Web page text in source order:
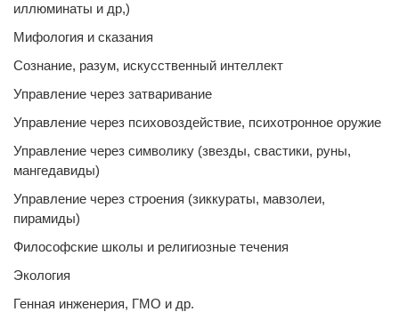
иллюминаты и др,)
Мифология и сказания
Сознание, разум, искусственный интеллект
Управление через затваривание
Управление через психовоздействие, психотронное оружие
Управление через символику (звезды, свастики, руны,
мангедавиды)
Управление через строения (зиккураты, мавзолеи,
пирамиды)
Философские школы и религиозные течения
Экология
Генная инженерия, ГМО и др.